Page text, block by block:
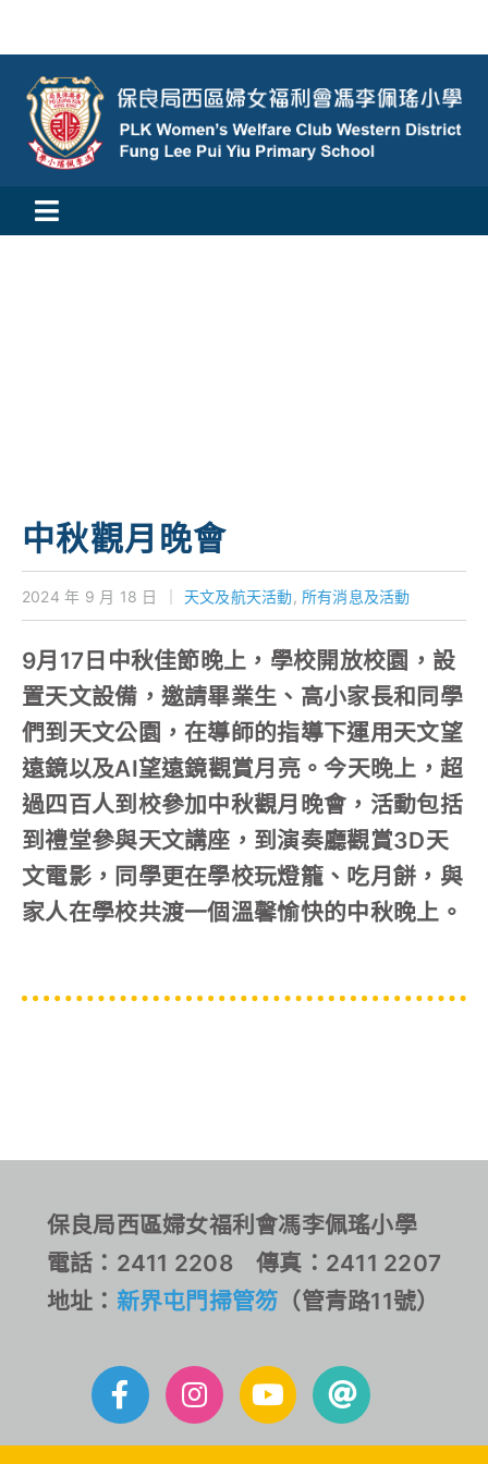
content
Toggle
我們的成就
對外聯繫
聯絡我們
中秋觀月晚會
2024 年 9 月 18 日 天文及航天活動, 所有消息及活動
9月17日中秋佳節晚上，學校開放校園，設
置天文設備，邀請畢業生、高小家長和同學
們到天文公園，在導師的指導下運用天文望
遠鏡以及AI望遠鏡觀賞月亮。今天晚上，超
過四百人到校參加中秋觀月晚會，活動包括
到禮堂參與天文講座，到演奏廳觀賞3D天
文電影，同學更在學校玩燈籠、吃月餅，與
家人在學校共渡一個溫馨愉快的中秋晚上。
保良局西區婦女福利會馮李佩瑤小學
電話：2411 2208 傳真：2411 2207
地址： 新界屯門掃管笏 （管青路11號）